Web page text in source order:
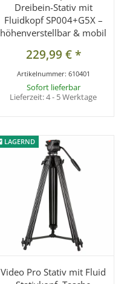
Dreibein-Stativ mit
Fluidkopf SP004+G5X –
höhenverstellbar & mobil
229,99 €*
Artikelnummer: 610401
Sofort lieferbar
Lieferzeit:4 - 5 Werktage
LAGERND
LAGERND
Video Pro Stativ mit Fluid